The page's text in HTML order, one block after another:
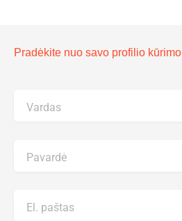
Pradėkite nuo savo profilio kūrimo
Vardas
Pavardė
El. paštas